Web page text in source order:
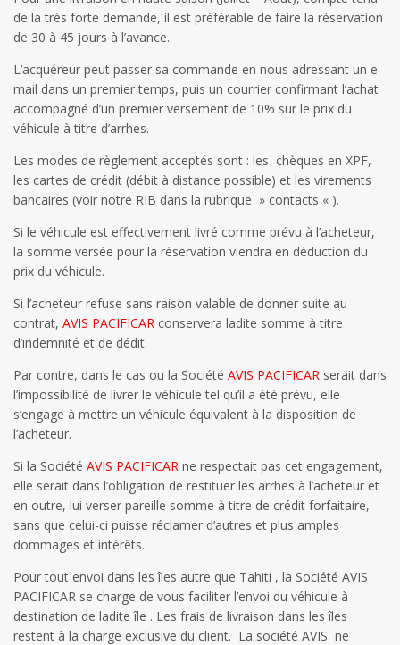
de la très forte demande, il est préférable de faire la réservation
de 30 à 45 jours à l’avance.
L’acquéreur peut passer sa commande en nous adressant un e-
mail dans un premier temps, puis un courrier confirmant l’achat
accompagné d’un premier versement de 10% sur le prix du
véhicule à titre d’arrhes.
Les modes de règlement acceptés sont : les chèques en XPF,
les cartes de crédit (débit à distance possible) et les virements
bancaires (voir notre RIB dans la rubrique » contacts « ).
Si le véhicule est effectivement livré comme prévu à l’acheteur,
la somme versée pour la réservation viendra en déduction du
prix du véhicule.
Si l’acheteur refuse sans raison valable de donner suite au
contrat, AVIS PACIFICAR conservera ladite somme à titre
d’indemnité et de dédit.
Par contre, dans le cas ou la Société AVIS PACIFICAR serait dans
l’impossibilité de livrer le véhicule tel qu’il a été prévu, elle
s’engage à mettre un véhicule équivalent à la disposition de
l’acheteur.
Si la Société AVIS PACIFICAR ne respectait pas cet engagement,
elle serait dans l’obligation de restituer les arrhes à l’acheteur et
en outre, lui verser pareille somme à titre de crédit forfaitaire,
sans que celui-ci puisse réclamer d’autres et plus amples
dommages et intérêts.
Pour tout envoi dans les îles autre que Tahiti , la Société AVIS
PACIFICAR se charge de vous faciliter l’envoi du véhicule à
destination de ladite île . Les frais de livraison dans les îles
restent à la charge exclusive du client. La société AVIS ne